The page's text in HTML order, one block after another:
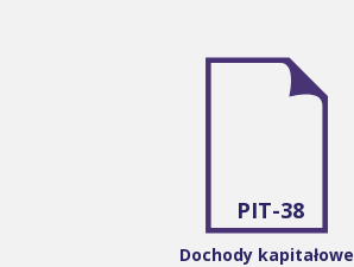
PIT-38
Dochody kapitałowe